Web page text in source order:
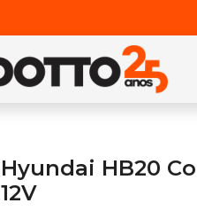
Hyundai HB20
12V